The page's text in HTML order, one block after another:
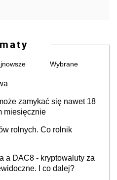
Wybrane
zamykać się nawet 18
miesięcznie
rolnych. Co rolnik
a DAC8 - kryptowaluty za
I co dalej?